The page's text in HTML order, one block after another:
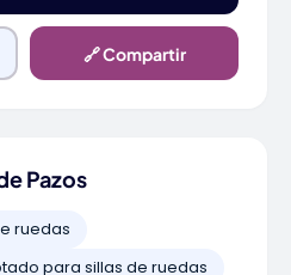
🔗 Compartir
Pazos
ruedas
para sillas de ruedas